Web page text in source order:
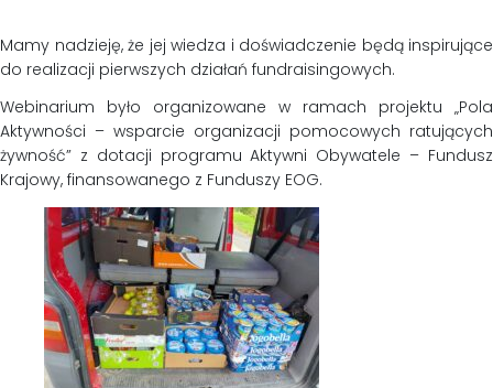
Mamy nadzieję, że jej wiedza i doświadczenie będą inspirujące
do realizacji pierwszych działań fundraisingowych.
Webinarium było organizowane w ramach projektu „Pola
Aktywności – wsparcie organizacji pomocowych ratujących
żywność” z dotacji programu Aktywni Obywatele – Fundusz
Krajowy, finansowanego z Funduszy EOG.